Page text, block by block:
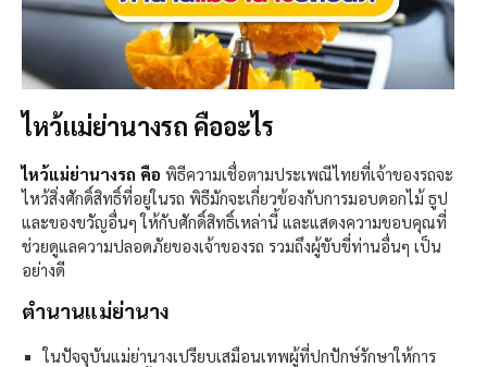
ไหว้แม่ย่านางรถ คืออะไร
ไหว้แม่ย่านางรถ คือ พิธีความเชื่อตามประเพณีไทยที่เจ้าของรถจะ
ไหว้สิ่งศักดิ์สิทธิ์ที่อยู่ในรถ พิธีมักจะเกี่ยวข้องกับการมอบดอกไม้ ธูป
และของขวัญอื่นๆ ให้กับศักดิ์สิทธิ์เหล่านี้ และแสดงความขอบคุณที่
ช่วยดูแลความปลอดภัยของเจ้าของรถ รวมถึงผู้ขับขี่ท่านอื่นๆ เป็น
อย่างดี
ตำนานแม่ย่านาง​
ในปัจจุบันแม่ย่านางเปรียบเสมือนเทพผู้ที่ปกปักษ์รักษาให้การ